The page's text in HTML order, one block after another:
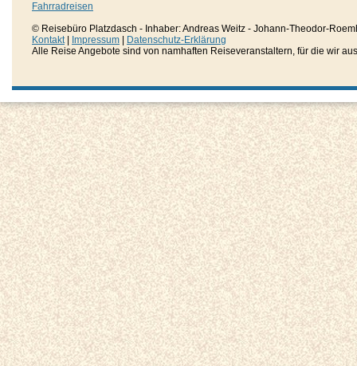
Fahrradreisen
© Reisebüro Platzdasch - Inhaber: Andreas Weitz - Johann-Theodor-
Kontakt| Impressum
Datenschutz-Erklärung
Alle Reise Angebote sind von namhaften Reiseveranstaltern, für die wir